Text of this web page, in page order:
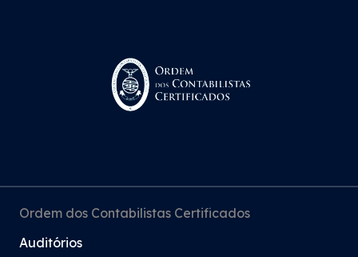
Ordem dos Contabilistas Certificados
Auditórios